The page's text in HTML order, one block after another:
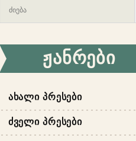
ᲟᲐᲜᲠᲔᲑᲘ
ᲐᲮᲐᲚᲘ ᲞᲠᲔᲡᲔᲑᲘ
ᲫᲕᲔᲚᲘ ᲞᲠᲔᲡᲔᲑᲘ